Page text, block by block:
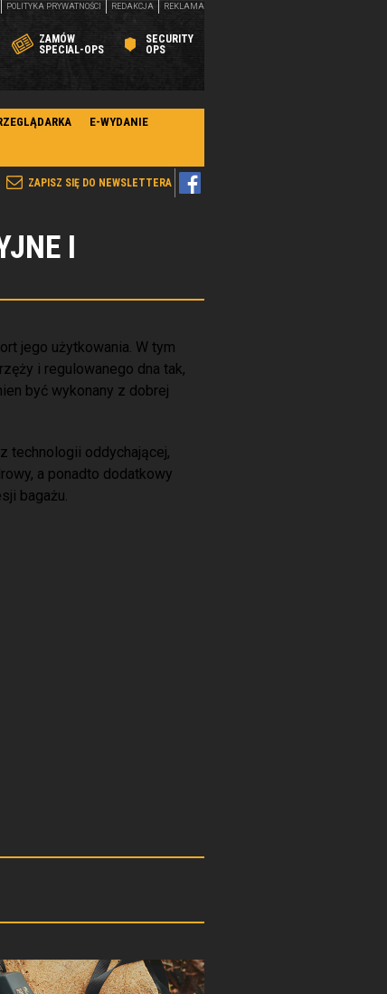
ZAMÓW
SPECIAL-OPS
SECURITY
OPS
POLITYKA PRYWATNOŚCI REDAKCJA REKLAMA
E-WYDANIE
ZAPISZ SIĘ DO NEWSLETTERA
I
jego użytkowania. W tym
i regulowanego dna tak,
być wykonany z dobrej
technologii oddychającej,
a ponadto dodatkowy
bagażu.